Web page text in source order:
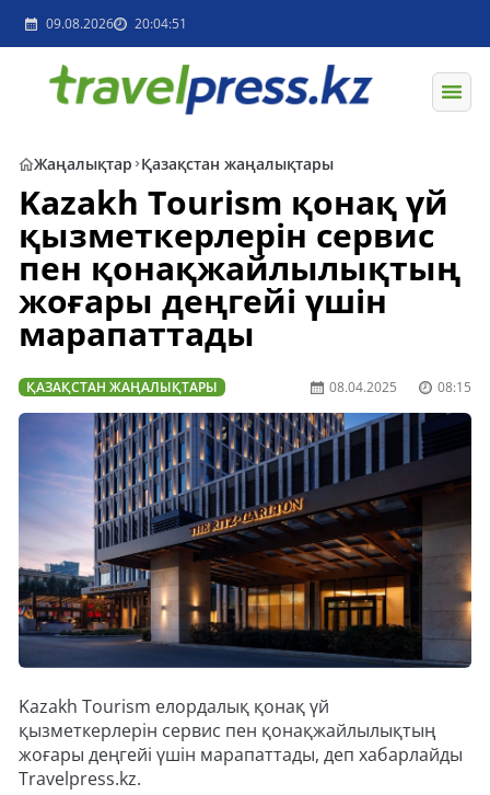
09.08.2026 20:04:51
Жаңалықтар Қазақстан жаңалықтары
Kazakh Tourism қонақ үй
қызметкерлерін сервис
пен қонақжайлылықтың
жоғары деңгейі үшін
марапаттады
ҚАЗАҚСТАН ЖАҢАЛЫҚТАРЫ 08.04.2025 08:15
Kazakh Tourism елордалық қонақ үй
қызметкерлерін сервис пен қонақжайлылықтың
жоғары деңгейі үшін марапаттады, деп хабарлайды
Travelpress.kz.